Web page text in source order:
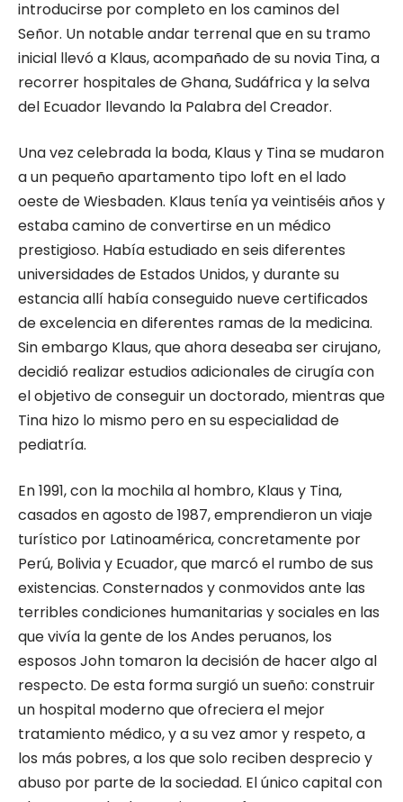
introducirse por completo en los caminos del
Señor. Un notable andar terrenal que en su tramo
inicial llevó a Klaus, acompañado de su novia Tina, a
recorrer hospitales de Ghana, Sudáfrica y la selva
del Ecuador llevando la Palabra del Creador.
Una vez celebrada la boda, Klaus y Tina se mudaron
a un pequeño apartamento tipo loft en el lado
oeste de Wiesbaden. Klaus tenía ya veintiséis años y
estaba camino de convertirse en un médico
prestigioso. Había estudiado en seis diferentes
universidades de Estados Unidos, y durante su
estancia allí había conseguido nueve certificados
de excelencia en diferentes ramas de la medicina.
Sin embargo Klaus, que ahora deseaba ser cirujano,
decidió realizar estudios adicionales de cirugía con
el objetivo de conseguir un doctorado, mientras que
Tina hizo lo mismo pero en su especialidad de
pediatría.
En 1991, con la mochila al hombro, Klaus y Tina,
casados en agosto de 1987, emprendieron un viaje
turístico por Latinoamérica, concretamente por
Perú, Bolivia y Ecuador, que marcó el rumbo de sus
existencias. Consternados y conmovidos ante las
terribles condiciones humanitarias y sociales en las
que vivía la gente de los Andes peruanos, los
esposos John tomaron la decisión de hacer algo al
respecto. De esta forma surgió un sueño: construir
un hospital moderno que ofreciera el mejor
tratamiento médico, y a su vez amor y respeto, a
los más pobres, a los que solo reciben desprecio y
abuso por parte de la sociedad. El único capital con